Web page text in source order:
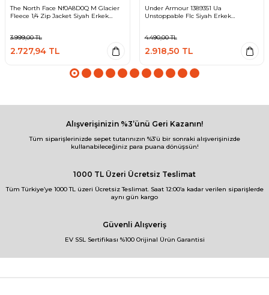
The North Face Nf0A8D0Q M Glacier
Fleece 1/4 Zip Jacket Siyah Erkek
3.999,00TL
2.727,94 TL
Under Armour 1389351 Ua
Unstoppable Flc Siyah Erkek
4.490,00TL
2.918,50 TL
Alışverişinizin %3’ünü Geri Kazanın!
Tüm siparişlerinizde sepet tutarınızın %3’ü bir sonraki alışverişinizde
kullanabileceğiniz para puana dönüşsün!
1000 TL Üzeri Ücretsiz Teslimat
Tüm Türkiye’ye 1000 TL üzeri Ücretsiz Teslimat. Saat 12:00’a kadar verilen siparişlerde
aynı gün kargo
Güvenli Alışveriş
EV SSL Sertifikası %100 Orijinal Ürün Garantisi